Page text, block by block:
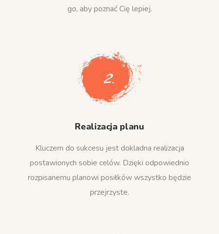
go, aby poznać Cię lepiej.
2.
Realizacja planu
Kluczem do sukcesu jest dokladna realizacja
postawionych sobie celów. Dzięki odpowiednio
rozpisanemu planowi posiłków wszystko będzie
przejrzyste.